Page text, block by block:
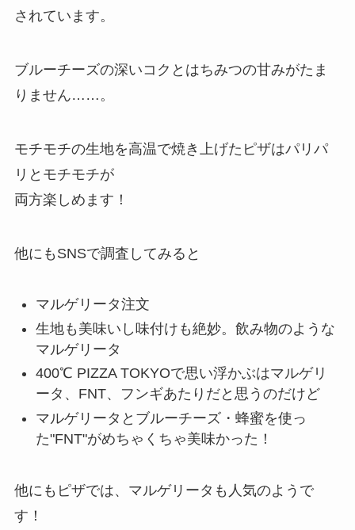
されています。
ブルーチーズの深いコクとはちみつの甘みがたま
りません……。
モチモチの生地を高温で焼き上げたピザはパリパ
リとモチモチが
両方楽しめます！
他にもSNSで調査してみると
マルゲリータ注文
生地も美味いし味付けも絶妙。飲み物のような
マルゲリータ
400℃ PIZZA TOKYOで思い浮かぶはマルゲリ
ータ、FNT、フンギあたりだと思うのだけど
マルゲリータとブルーチーズ・蜂蜜を使っ
た"FNT"がめちゃくちゃ美味かった！
他にもピザでは、マルゲリータも人気のようで
す！